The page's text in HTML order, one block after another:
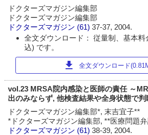
ドクターズマガジン編集部
ドクターズマガジン編集部
ドクターズマガジン (61)37-37, 2004.
全文ダウンロード： 従量制、基本
込) です。
download 全文ダウンロード
vol.23 MRSA院内感染と医師の責任 ～
出のみならず, 他検査結果や全身状態で判
ドクターズマガジン編集部*, 末吉宜子**
*ドクターズマガジン編集部, **医療問題
ドクターズマガジン (61)38-39, 2004.